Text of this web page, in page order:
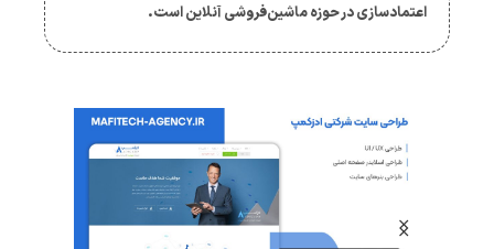
اعتمادسازی در حوزه ماشین‌فروشی آنلاین است.